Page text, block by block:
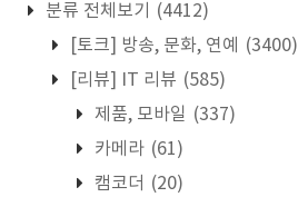
분류 전체보기
(4412)
[토크] 방송, 문화, 연예
(3400)
[리뷰] IT 리뷰 (585)
제품, 모바일 (337)
카메라 (61)
캠코더 (20)